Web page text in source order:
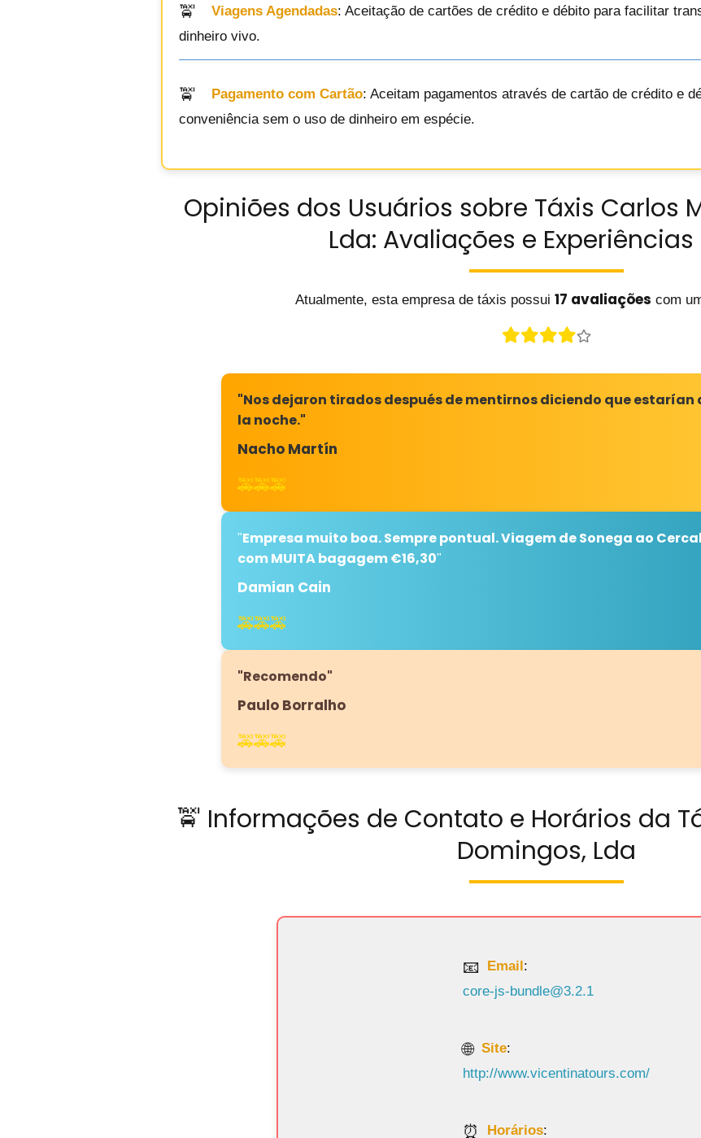
Viagens Agendadas: Aceitação de cartões de crédito e débito para facilitar
dinheiro vivo.
Pagamento com Cartão: Aceitam pagamentos através de cartão de crédito e
conveniência sem o uso de dinheiro em espécie.
Opiniões dos Usuários sobre Táxis Carlos
Lda: Avaliações e Experiências
Atualmente, esta empresa de táxis possui 17 avaliações com
"Nos dejaron tirados después de mentirnos diciendo que estarían
la noche."
Nacho Martín
🚕🚕🚕
"Empresa muito boa. Sempre pontual. Viagem de Sonega ao
com MUITA bagagem €16,30"
Damian Cain
🚕🚕🚕
"Recomendo"
Paulo Borralho
🚕🚕🚕
🚖 Informações de Contato e Horários da
Domingos, Lda
Email :
core-js-bundle@3.2.1
Site:
http://www.vicentinatours.com/
Horários: